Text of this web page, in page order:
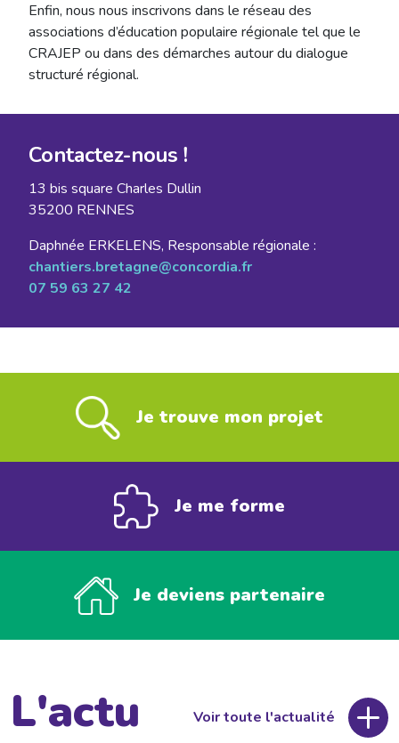
Enfin, nous nous inscrivons dans le réseau des
associations d’éducation populaire régionale tel que le
CRAJEP ou dans des démarches autour du dialogue
structuré régional.
Contactez-nous !
13 bis square Charles Dullin
35200 RENNES
Daphnée ERKELENS, Responsable régionale :
chantiers.bretagne@concordia.fr
07 59 63 27 42
Je trouve mon projet
Je me forme
Je deviens partenaire
L'actu Voir toute l'actualité